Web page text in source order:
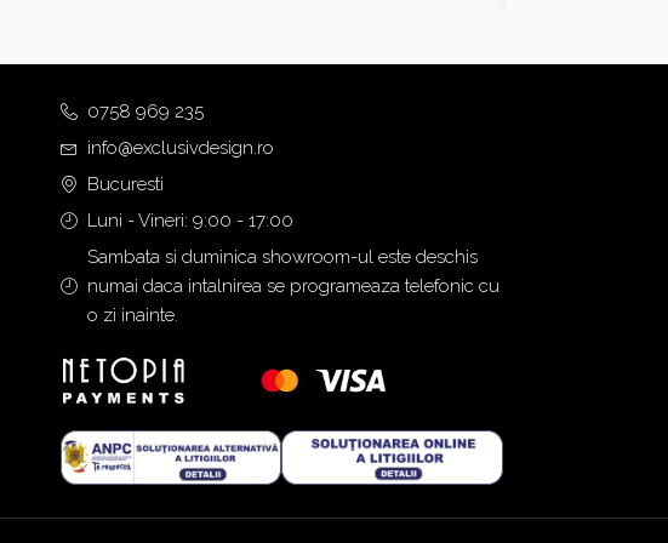
0758 969 235
info@exclusivdesign.ro
Bucuresti
Luni - Vineri: 9:00 - 17:00
Sambata si duminica showroom-ul este deschis
numai daca intalnirea se programeaza telefonic cu
o zi inainte.